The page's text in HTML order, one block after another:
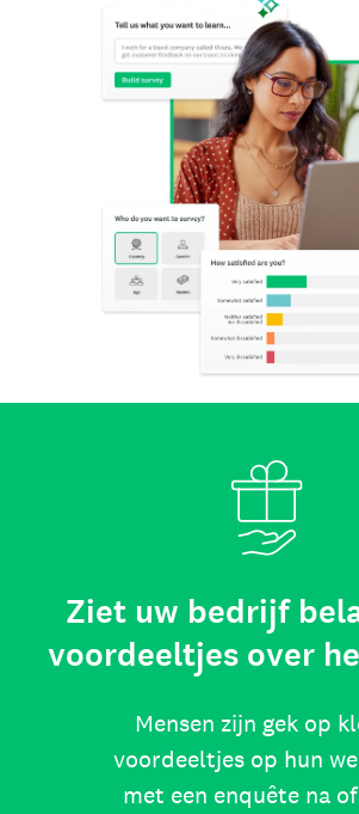
Ziet uw bedrijf
voordeeltjes over
Mensen zijn gek op
voordeeltjes op hun
met een enquête na